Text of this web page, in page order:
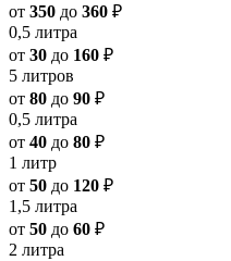
от 350 до 360 ₽
0,5 литра
от 30 до 160 ₽
5 литров
от 80 до 90 ₽
0,5 литра
от 40 до 80 ₽
1 литр
от 50 до 120 ₽
1,5 литра
от 50 до 60 ₽
2 литра